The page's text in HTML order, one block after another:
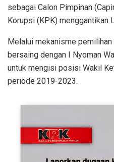
sebagai Calon Pimpinan
Korupsi (KPK) menggantikan
Melalui mekanisme
bersaing dengan I Nyoman
untuk mengisi posisi Wakil
periode 2019-2023.